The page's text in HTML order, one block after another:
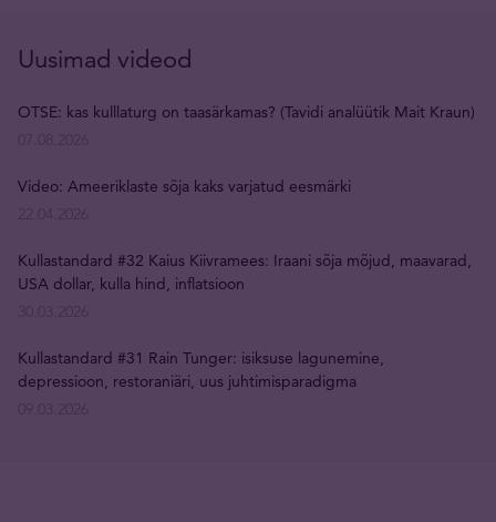
Uusimad videod
OTSE: kas kulllaturg on taasärkamas? (Tavidi analüütik Mait Kraun)
Video: Ameeriklaste sõja kaks varjatud eesmärki
Kullastandard #32 Kaius Kiivramees: Iraani sõja mõjud, maavarad,
USA dollar, kulla hind, inflatsioon
Kullastandard #31 Rain Tunger: isiksuse lagunemine,
depressioon, restoraniäri, uus juhtimisparadigma